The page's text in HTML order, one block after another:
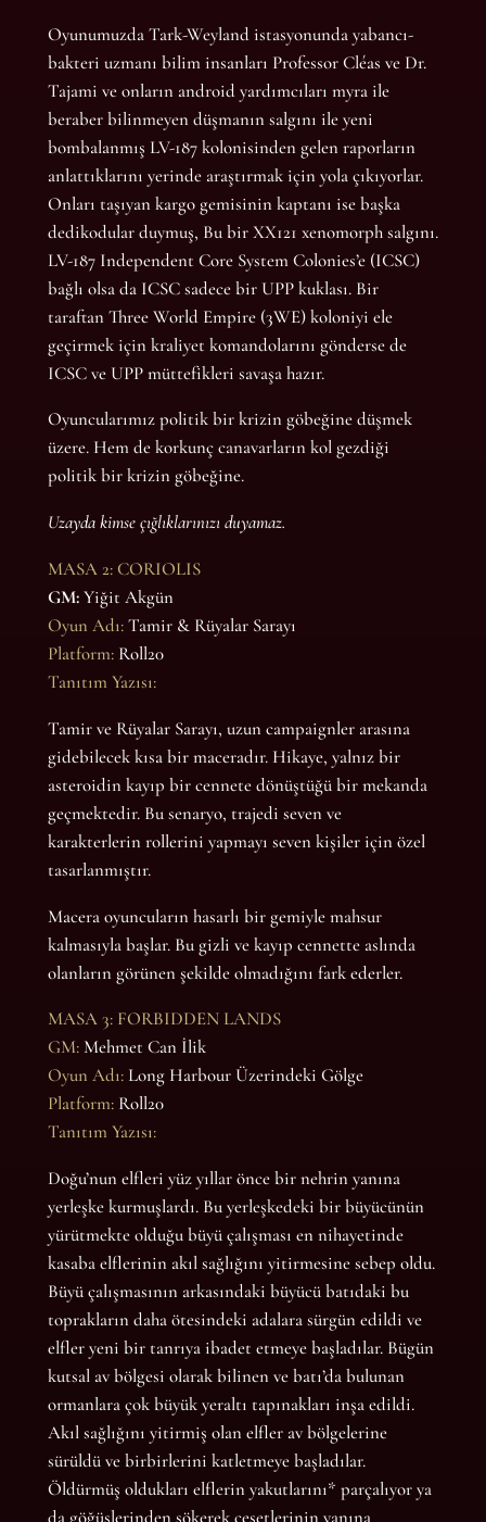
Oyunumuzda Tark-Weyland istasyonunda yabancı-
bakteri uzmanı bilim insanları Professor Cléas ve Dr.
Tajami ve onların android yardımcıları myra ile
beraber bilinmeyen düşmanın salgını ile yeni
bombalanmış LV-187 kolonisinden gelen raporların
anlattıklarını yerinde araştırmak için yola çıkıyorlar.
Onları taşıyan kargo gemisinin kaptanı ise başka
dedikodular duymuş, Bu bir XX121 xenomorph salgını.
LV-187 Independent Core System Colonies’e (ICSC)
bağlı olsa da ICSC sadece bir UPP kuklası. Bir
taraftan Three World Empire (3WE) koloniyi ele
geçirmek için kraliyet komandolarını gönderse de
ICSC ve UPP müttefikleri savaşa hazır.
Oyuncularımız politik bir krizin göbeğine düşmek
üzere. Hem de korkunç canavarların kol gezdiği
politik bir krizin göbeğine.
Uzayda kimse çığlıklarınızı duyamaz.
MASA 2: CORIOLIS
GM:Yiğit Akgün
Oyun Adı:Tamir & Rüyalar Sarayı
Platform:Roll20
Tanıtım Yazısı:
Tamir ve Rüyalar Sarayı, uzun campaignler arasına
gidebilecek kısa bir maceradır. Hikaye, yalnız bir
asteroidin kayıp bir cennete dönüştüğü bir mekanda
geçmektedir. Bu senaryo, trajedi seven ve
karakterlerin rollerini yapmayı seven kişiler için özel
tasarlanmıştır.
Macera oyuncuların hasarlı bir gemiyle mahsur
kalmasıyla başlar. Bu gizli ve kayıp cennette aslında
olanların görünen şekilde olmadığını fark ederler.
MASA 3: FORBIDDEN LANDS
GM:Mehmet Can İlik
Oyun Adı:Long Harbour Üzerindeki Gölge
Platform:Roll20
Tanıtım Yazısı:
Doğu’nun elfleri yüz yıllar önce bir nehrin yanına
yerleşke kurmuşlardı. Bu yerleşkedeki bir büyücünün
yürütmekte olduğu büyü çalışması en nihayetinde
kasaba elflerinin akıl sağlığını yitirmesine sebep oldu.
Büyü çalışmasının arkasındaki büyücü batıdaki bu
toprakların daha ötesindeki adalara sürgün edildi ve
elfler yeni bir tanrıya ibadet etmeye başladılar. Bügün
kutsal av bölgesi olarak bilinen ve batı’da bulunan
ormanlara çok büyük yeraltı tapınakları inşa edildi.
Akıl sağlığını yitirmiş olan elfler av bölgelerine
sürüldü ve birbirlerini katletmeye başladılar.
Öldürmüş oldukları elflerin yakutlarını* parçalıyor ya
da göğüslerinden sökerek cesetlerinin yanına